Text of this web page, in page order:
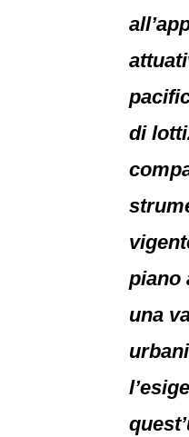
di
piano
una